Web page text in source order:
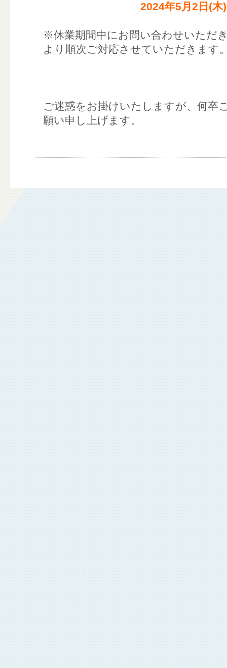
2024年5月2日(木
※休業期間中にお問い合わせいただ
より順次ご対応させていただきます
ご迷惑をお掛けいたしますが、何卒
願い申し上げます。